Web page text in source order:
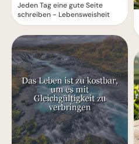
Jeden Tag eine gute Seite
schreiben - Lebensweisheit